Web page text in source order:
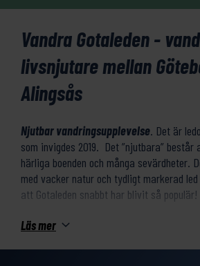
Vandra Gotaleden -
livsnjutare mellan
Alingsås
Njutbar vandringsupplevelse. Det är
som invigdes 2019. Det ”njutbara”
härliga boenden och många sevärdheter.
med vacker natur och tydligt markerad
att Gotaleden snabbt har blivit så populär!
Vandringen går längs skogsstigar,
Läs mer